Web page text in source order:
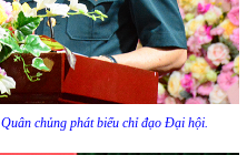
chủng phát biểu chỉ đạo Đại hội.